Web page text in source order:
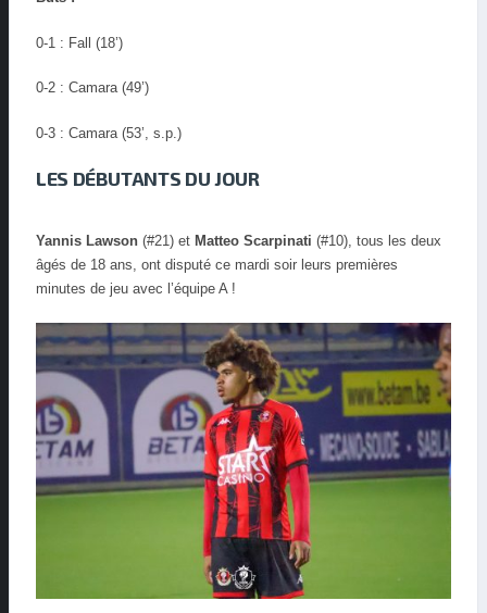
0-1 : Fall (18’)
0-2 : Camara (49’)
0-3 : Camara (53’, s.p.)
LES DÉBUTANTS DU JOUR
Yannis Lawson (#21) et Matteo Scarpinati (#10), tous les deux
âgés de 18 ans, ont disputé ce mardi soir leurs premières
minutes de jeu avec l’équipe A !